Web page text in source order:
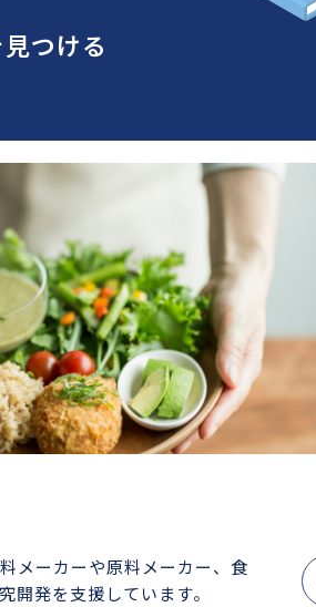
つける
メーカーや原料メーカー、食
開発を支援しています。